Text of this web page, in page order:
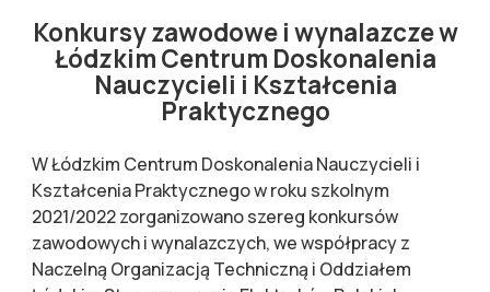
Konkursy zawodowe i wynalazcze w
Łódzkim Centrum Doskonalenia
Nauczycieli i Kształcenia
Praktycznego
W Łódzkim Centrum Doskonalenia Nauczycieli i
Kształcenia Praktycznego w roku szkolnym
2021/2022 zorganizowano szereg konkursów
zawodowych i wynalazczych, we współpracy z
Naczelną Organizacją Techniczną i Oddziałem